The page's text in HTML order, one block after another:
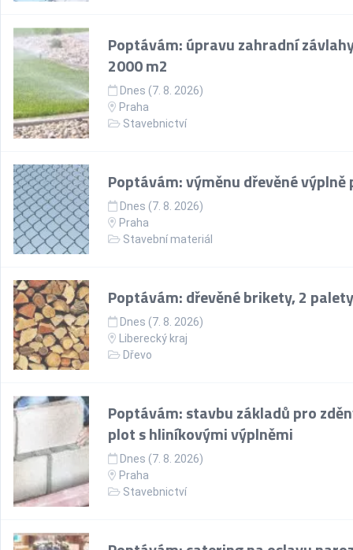
Poptávám: úpravu zahradní
2000 m2
Dnes (7. 8. 2026)
Praha
Stavebnictví
Poptávám: výměnu dřevěné výplně
Dnes (7. 8. 2026)
Praha
Stavební materiál
Poptávám: dřevěné brikety, 2 palety
Dnes (7. 8. 2026)
Liberecký kraj
Dřevo
Poptávám: stavbu základů pro
plot s hliníkovými výplněmi
Dnes (7. 8. 2026)
Praha
Stavebnictví